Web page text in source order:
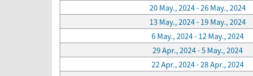
20 May., 2024 - 26 May., 2024
13 May., 2024 - 19 May., 2024
6 May., 2024 - 12 May., 2024
29 Apr., 2024 - 5 May., 2024
22 Apr., 2024 - 28 Apr., 2024